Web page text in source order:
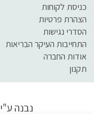
כניסת לקוחות
הצהרת פרטיות
הסדרי נגישות
התחייבות העיקר הבריאות
אודות החברה
תקנון
נבנה ע"י